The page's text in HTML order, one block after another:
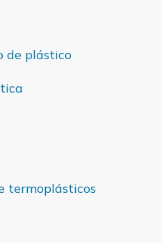
de plástico
termoplásticos